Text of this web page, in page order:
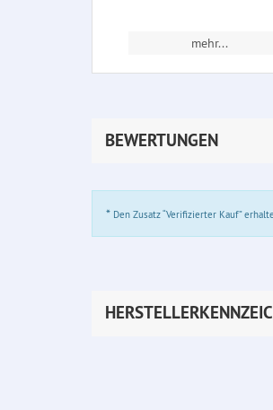
mehr...
BEWERTUNGEN
* Den Zusatz “Verifizierter Kauf”